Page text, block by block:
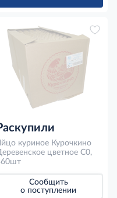
куриное Курочкино
цветное С0,
Сообщить
о поступлении